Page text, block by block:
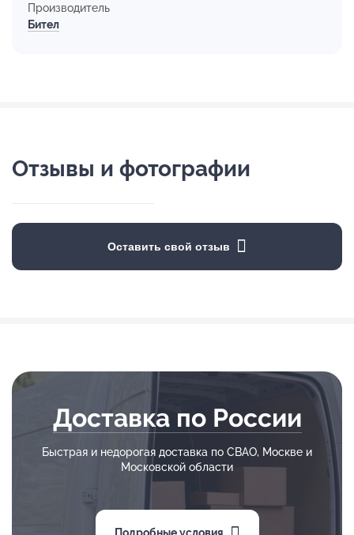
Производитель
Бител
Отзывы и фотографии
Оставить свой отзыв
Доставка по России
Быстрая и недорогая доставка по СВАО, Москве и
Московской области